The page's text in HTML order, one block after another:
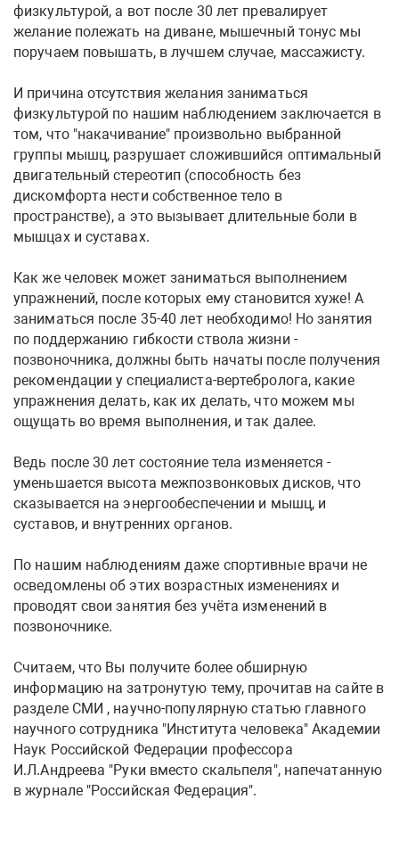
физкультурой, а вот после 30 лет превалирует
желание полежать на диване, мышечный тонус мы
поручаем повышать, в лучшем случае, массажисту.
И причина отсутствия желания заниматься
физкультурой по нашим наблюдением заключается в
том, что "накачивание" произвольно выбранной
группы мышц, разрушает сложившийся оптимальный
двигательный стереотип (способность без
дискомфорта нести собственное тело в
пространстве), а это вызывает длительные боли в
мышцах и суставах.
Как же человек может заниматься выполнением
упражнений, после которых ему становится хуже! А
заниматься после 35-40 лет необходимо! Но занятия
по поддержанию гибкости ствола жизни -
позвоночника, должны быть начаты после получения
рекомендации у специалиста-вертебролога, какие
упражнения делать, как их делать, что можем мы
ощущать во время выполнения, и так далее.
Ведь после 30 лет состояние тела изменяется -
уменьшается высота межпозвонковых дисков, что
сказывается на энергообеспечении и мышц, и
суставов, и внутренних органов.
По нашим наблюдениям даже спортивные врачи не
осведомлены об этих возрастных изменениях и
проводят свои занятия без учёта изменений в
позвоночнике.
Считаем, что Вы получите более обширную
информацию на затронутую тему, прочитав на сайте в
разделе СМИ , научно-популярную статью главного
научного сотрудника "Института человека" Академии
Наук Российской Федерации профессора
И.Л.Андреева "Руки вместо скальпеля", напечатанную
в журнале "Российская Федерация".